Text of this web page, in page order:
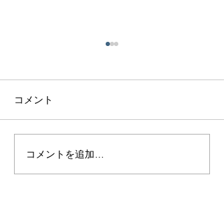
コメント
コメントを追加…